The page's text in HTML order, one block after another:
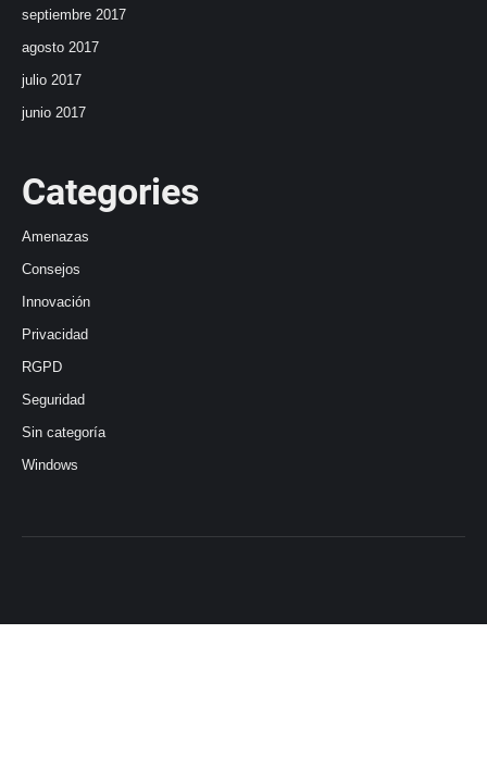
septiembre 2017
agosto 2017
julio 2017
junio 2017
Categories
Amenazas
Consejos
Innovación
Privacidad
RGPD
Seguridad
Sin categoría
Windows